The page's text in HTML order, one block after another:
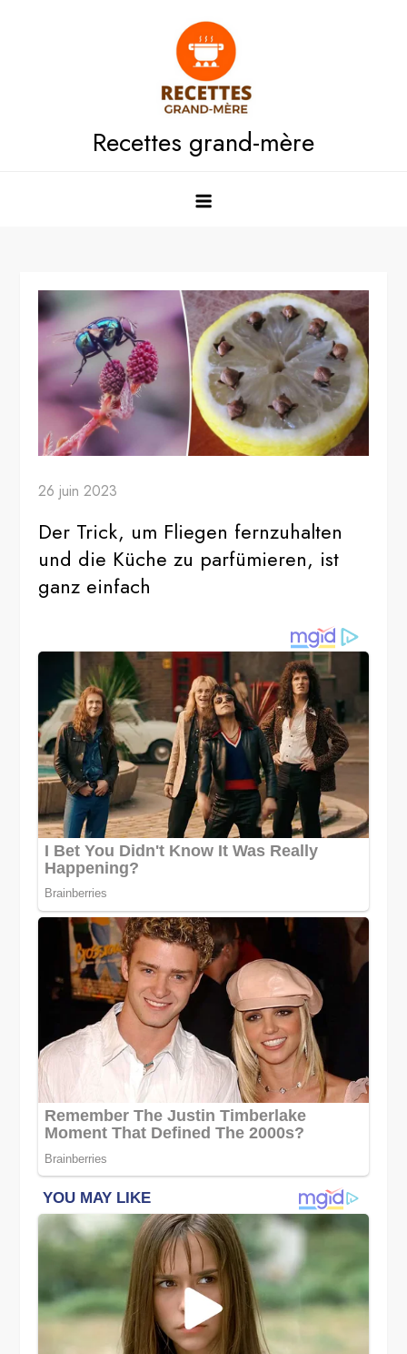
Recettes grand-mère
26 juin 2023
Der Trick, um Fliegen fernzuhalten
und die Küche zu parfümieren, ist
ganz einfach